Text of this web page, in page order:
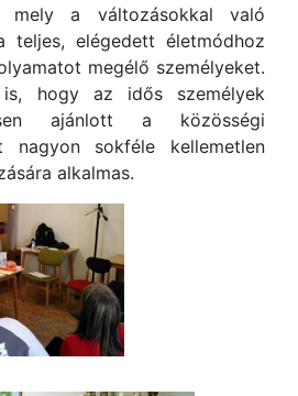
mely a változásokkal való
teljes, elégedett életmódhoz
megélő személyeket.
hogy az idős személyek
ajánlott a közösségi
nagyon sokféle kellemetlen
alkalmas.